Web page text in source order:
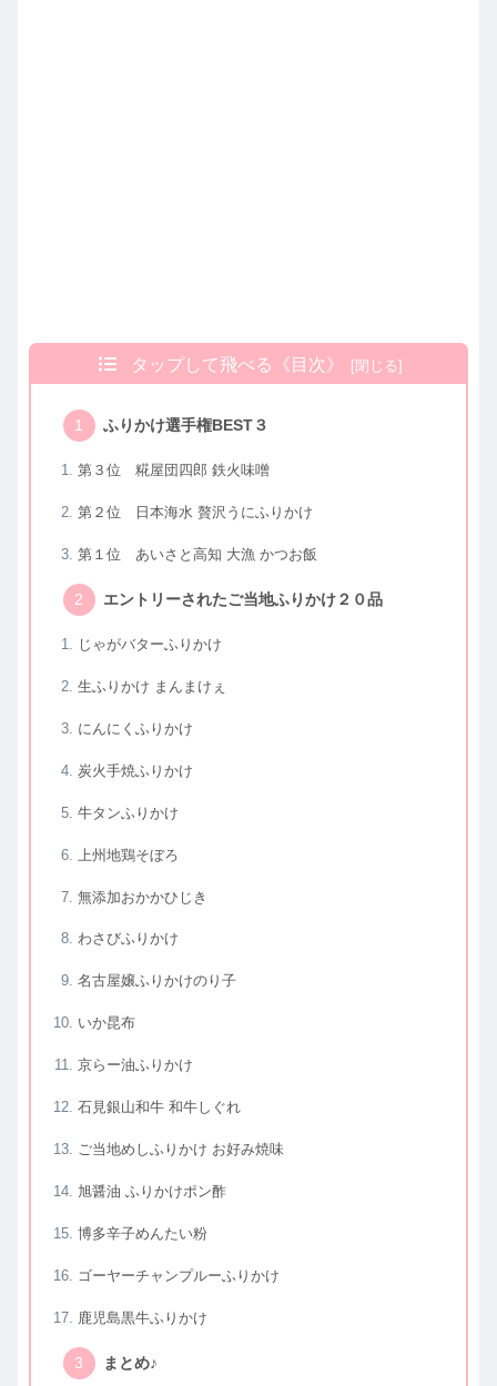
タップして飛べる《目次》
ふりかけ選手権BEST３
第３位 糀屋団四郎 鉄火味噌
第２位 日本海水 贅沢うにふりかけ
第１位 あいさと高知 大漁 かつお飯
エントリーされたご当地ふりかけ２０品
じゃがバターふりかけ
生ふりかけ まんまけぇ
にんにくふりかけ
炭火手焼ふりかけ
牛タンふりかけ
上州地鶏そぼろ
無添加おかかひじき
わさびふりかけ
名古屋嬢ふりかけのり子
いか昆布
京らー油ふりかけ
石見銀山和牛 和牛しぐれ
ご当地めしふりかけ お好み焼味
旭醤油 ふりかけポン酢
博多辛子めんたい粉
ゴーヤーチャンプルーふりかけ
鹿児島黒牛ふりかけ
まとめ♪